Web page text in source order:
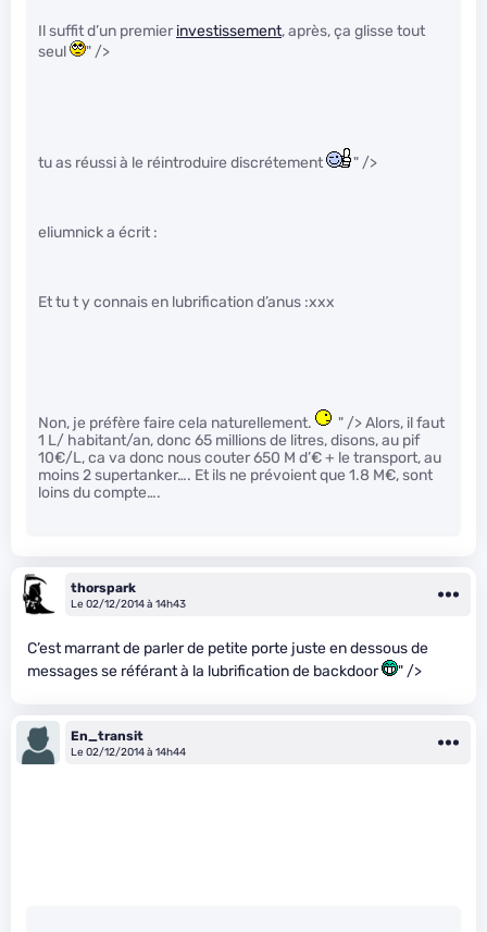
Il suffit d’un premier investissement, après, ça glisse tout
seul
" />
tu as réussi à le réintroduire discrétement " />
eliumnick a écrit :
Et tu t y connais en lubrification d’anus :xxx
Non, je préfère faire cela naturellement.
" /> Alors, il faut
1 L/ habitant/an, donc 65 millions de litres, disons, au pif
10€/L, ca va donc nous couter 650 M d’€ + le transport, au
moins 2 supertanker…. Et ils ne prévoient que 1.8 M€, sont
loins du compte….
thorspark
Le 02/12/2014 à 14h43
C’est marrant de parler de petite porte juste en dessous de
messages se référant à la lubrification de backdoor
" />
En_transit
Le 02/12/2014 à 14h44